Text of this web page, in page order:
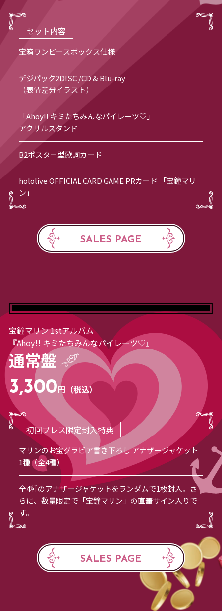
セット内容
宝箱ワンピースボックス仕様
デジパック2DISC /CD & Blu-ray
（表情差分イラスト）
「Ahoy!! キミたちみんなパイレーツ♡」
アクリルスタンド
B2ポスター型歌詞カード
hololive OFFICIAL CARD GAME PRカード 「宝鐘マリ
ン」
SALES PAGE
宝鐘マリン 1stアルバム
『Ahoy!! キミたちみんなパイレーツ♡』
通常盤
3,300 円（税込）
初回プレス限定封入特典
マリンのお宝グラビア書き下ろし アナザージャケット
1種（全4種）
全4種のアナザージャケットをランダムで1枚封入。さ
らに、数量限定で「宝鐘マリン」の直筆サイン入りで
す。
SALES PAGE